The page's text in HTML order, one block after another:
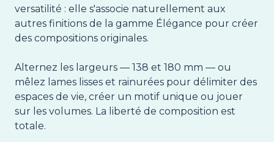
versatilité : elle s'associe naturellement aux
autres finitions de la gamme Élégance pour créer
des compositions originales.
Alternez les largeurs — 138 et 180 mm — ou
mêlez lames lisses et rainurées pour délimiter des
espaces de vie, créer un motif unique ou jouer
sur les volumes. La liberté de composition est
totale.